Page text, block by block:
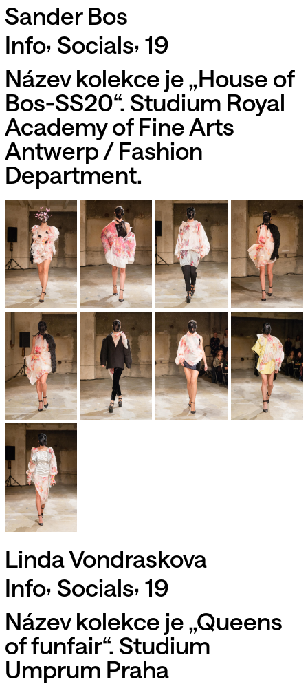
Sander Bos
Info, Socials, 19
Název kolekce je „House of
Bos-SS20“. Studium Royal
Academy of Fine Arts
Antwerp / Fashion
Department.
Linda Vondraskova
Info, Socials, 19
Název kolekce je „Queens
of funfair“. Studium
Umprum Praha